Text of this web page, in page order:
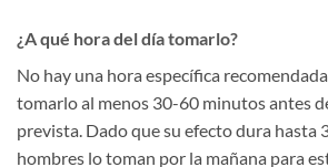
¿A qué hora del día tomarlo?
No hay una hora específica
tomarlo al menos 30-60 minutos antes
prevista. Dado que su efecto dura hasta
hombres lo toman por la mañana para